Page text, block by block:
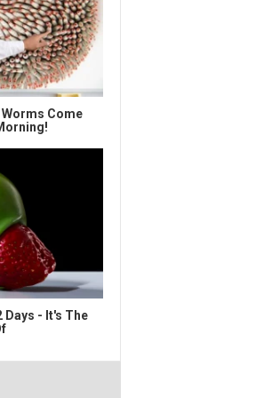
Come
Days - It's The